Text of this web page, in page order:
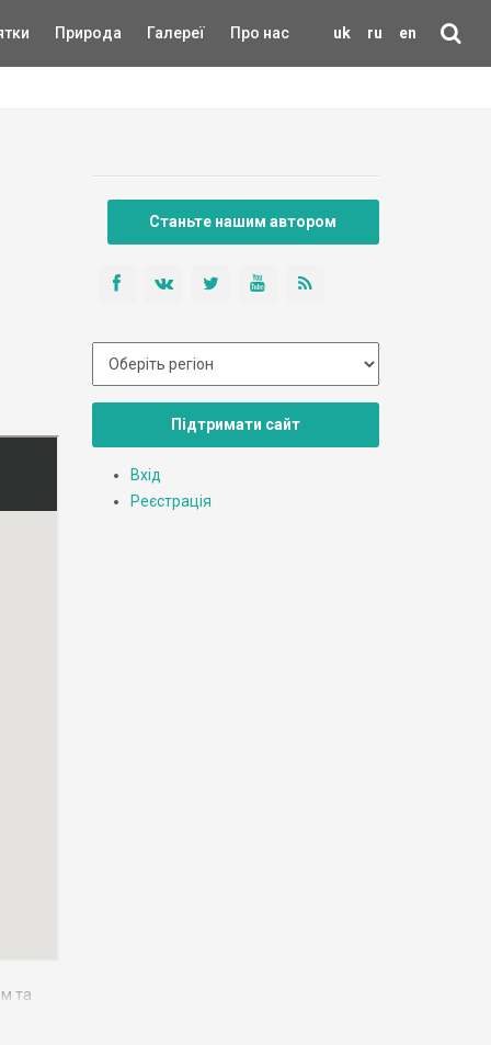
uk ru en
Природа Галереї Про нас
та
Станьте нашим автором
Підтримати сайт
Вхід
Реєстрація